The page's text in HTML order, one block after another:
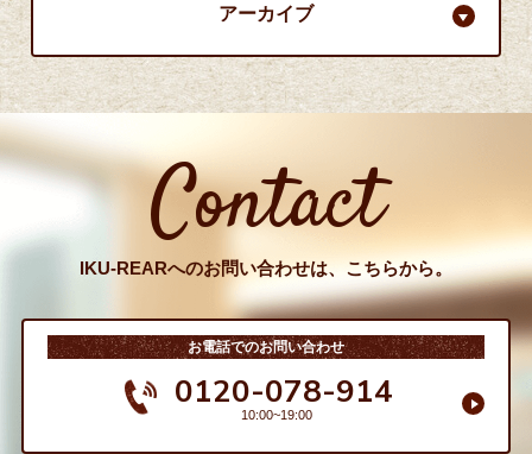
アーカイブ
Contact
IKU-REARへのお問い合わせは、こちらから。
お電話でのお問い合わせ
0120-078-914
10:00~19:00